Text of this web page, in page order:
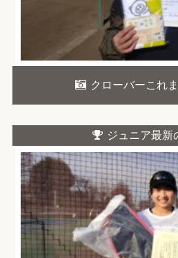
クローバーこれ
ジュニア最新